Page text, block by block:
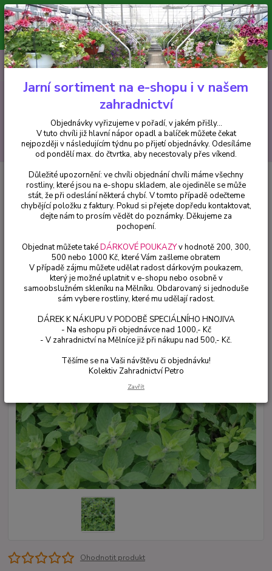
Minimální hodnota pro odeslání z e-shopu je 300 Kč.
V tuto chvíli již hlavní nápor objednávek opadl a balíček můžete čekat
nejpozději v následujícím týdnu po přijetí objednávky. Objednávky
vyřizujeme v pořadí, v jakém přišly...
CZK
Hledat
+420 602 223 614 0ks
za0 Kč
Bylinky a léčivky Máta grepová - cena za kus v 3-kusovém balení
Máta grepová - cena za kus v 3-
kusovém balení
Ohodnotit produkt
Jarní sortiment na e-shopu i v našem
zahradnictví
Objednávky vyřizujeme v pořadí, v jakém přišly...
V tuto chvíli již hlavní nápor opadl a balíček můžete čekat
nejpozději v následujícím týdnu po přijetí objednávky. Odesíláme
od pondělí max. do čtvrtka, aby necestovaly přes víkend.
Důležité upozornění: ve chvíli objednání chvíli máme všechny
rostliny, které jsou na e-shopu skladem, ale ojediněle se může
stát, že při odeslání některá chybí. V tomto případě odečteme
chybějící položku z faktury. Pokud si přejete dopředu kontaktovat,
dejte nám to prosím vědět do poznámky. Děkujeme za
pochopení.
Objednat můžete takéDÁRKOVÉ POUKAZYv hodnotě 200, 300,
500 nebo 1000 Kč, které Vám zašleme obratem
V případě zájmu můžete udělat radost dárkovým poukazem,
který je možné uplatnit v e-shopu nebo osobně v
samoobslužném skleníku na Mělníku. Obdarovaný si jednoduše
sám vybere rostliny, které mu udělají radost.
DÁREK K NÁKUPU V PODOBĚ SPECIÁLNÍHO HNOJIVA
- Na eshopu při objednávce nad 1000,- Kč
- V zahradnictví na Mělníce již při nákupu nad 500,- Kč.
Těšíme se na Vaši návštěvu či objednávku!
Kolektiv Zahradnictví Petro
Zavřít